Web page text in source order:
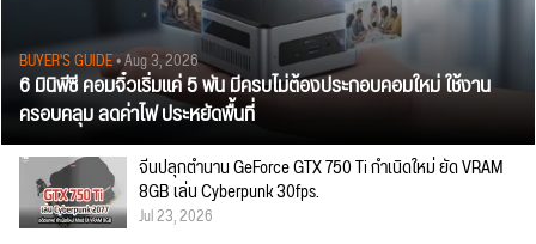
BUYER'S GUIDE• Aug 3, 2026
6 มินิพีซี คอมจิ๋วเริ่มแค่ 5 พัน มีครบไม่ต้องประกอบคอมใหม่ ใช้งาน
ครอบคลุม ลดค่าไฟ ประหยัดพื้นที่
จีนปลุกตำนาน GeForce GTX 750 Ti กำเนิดใหม่ ยัด VRAM
8GB เล่น Cyberpunk 30fps.
Jul 23, 2026